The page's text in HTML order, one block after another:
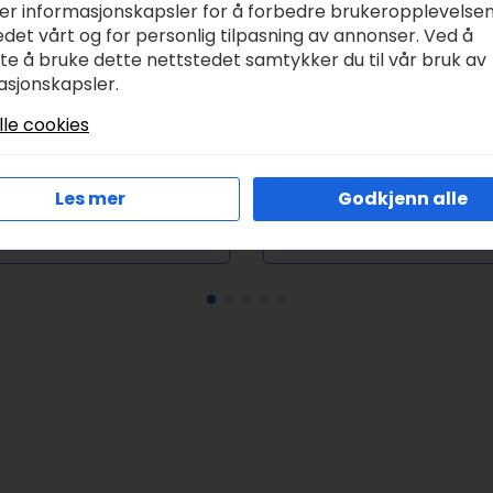
Sokker –
Grå
46
149,00
informasjonskapsler for å forbedre
vårt og for personlig tilpasning av annonser. Ved å
å bruke dette nettstedet samtykker du til vår bruk av
cookies
Les mer Godkjenn alle